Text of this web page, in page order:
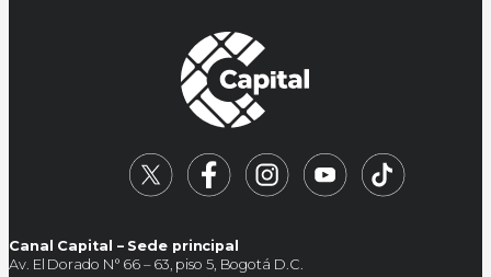
Canal Capital – Sede principal
Av. El Dorado N° 66 – 63, piso 5, Bogotá D.C.